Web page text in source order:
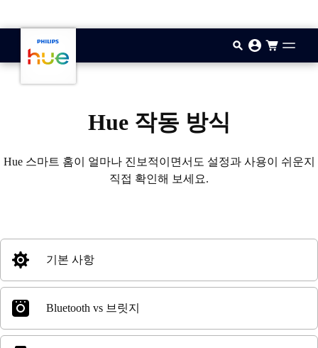
Hue 작동 방식
Hue 스마트 홈이 얼마나 진보적이면서도 설정과 사용이 쉬운지
직접 확인해 보세요.
기본 사항
Bluetooth vs 브릿지